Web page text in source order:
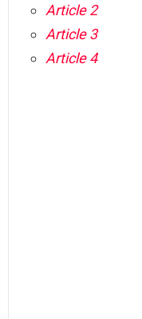
Article 2
Article 3
Article 4